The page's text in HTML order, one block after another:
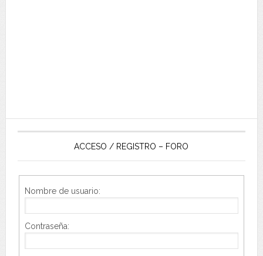
ACCESO / REGISTRO – FORO
Nombre de usuario:
Contraseña: